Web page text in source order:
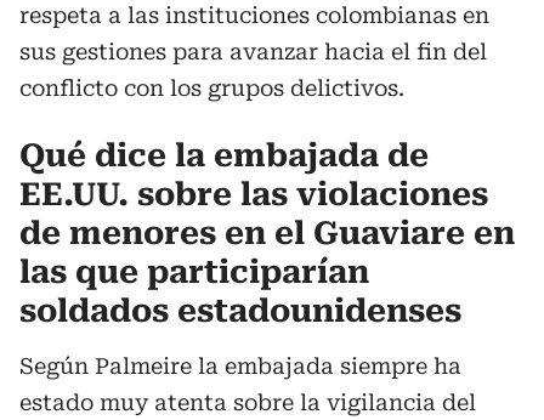
respeta a las instituciones colombianas en
sus gestiones para avanzar hacia el fin del
conflicto con los grupos delictivos.
Qué dice la embajada de
EE.UU. sobre las violaciones
de menores en el Guaviare en
las que participarían
soldados estadounidenses
Según Palmeire la embajada siempre ha
estado muy atenta sobre la vigilancia del